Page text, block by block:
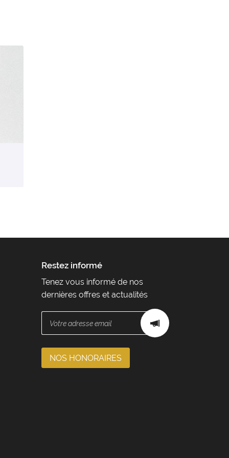
Restez informé
Tenez vous informé de nos
dernières offres et actualités
NOS HONORAIRES